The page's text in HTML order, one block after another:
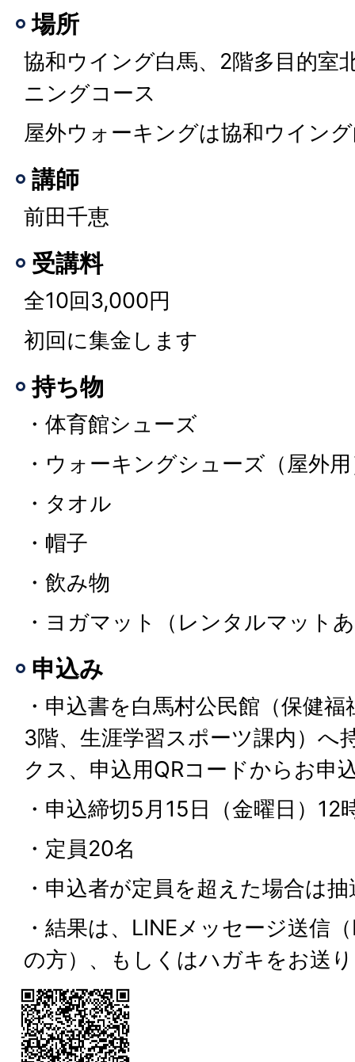
場所
協和ウイング白馬、2階多目的室
ニングコース
屋外ウォーキングは協和ウイン
講師
前田千恵
受講料
全10回3,000円
初回に集金します
持ち物
・体育館シューズ
・ウォーキングシューズ（屋外
・タオル
・帽子
・飲み物
・ヨガマット（レンタルマット
申込み
・申込書を白馬村公民館（保健
3階、生涯学習スポーツ課内）へ
クス、申込用QRコードからお申
・申込締切5月15日（金曜日）12
・定員20名
・申込者が定員を超えた場合は
・結果は、LINEメッセージ送信
の方）、もしくはハガキをお送